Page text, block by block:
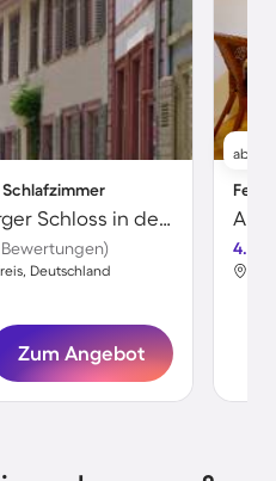
Schlafzimmer
Apartment | Heidelberger Schloss in der Nähe | Stadtblick
Bewertungen)
Deutschland
Zum Angebot
ab
4.7